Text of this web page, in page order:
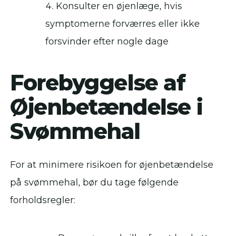
Konsulter en øjenlæge, hvis
symptomerne forværres eller ikke
forsvinder efter nogle dage
Forebyggelse af
Øjenbetændelse i
Svømmehal
For at minimere risikoen for øjenbetændelse
på svømmehal, bør du tage følgende
forholdsregler: